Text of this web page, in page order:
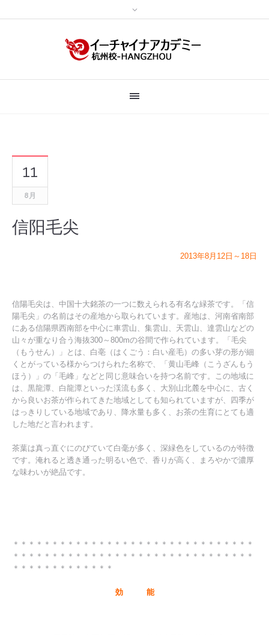
11
8月
信阳毛尖
2013年8月12日～18日
信陽毛尖は、中国十大銘茶の一つに数えられる有名な緑茶です。「信
陽毛尖」の名前はその産地から取られています。産地は、河南省南部
にある信陽県西南部を中心に車雲山、集雲山、天雲山、達雲山などの
山々が重なり合う海抜300～800mの谷間で作られています。「毛尖
（もうせん）」とは、白亳（はくごう：白い産毛）の多い芽の形が細
くとがっている様からつけられた名称で、「黄山毛峰（こうざんもう
ほう）」の「毛峰」などと同じ意味合いを持つ名前です。この地域に
は、黒龍潭、白龍潭といった渓流も多く、大別山北麓を中心に、古く
から良いお茶が作られてきた地域としても知られていますが、四季が
はっきりしている地域であり、降水量も多く、お茶の生育にとても適
した地だと言われます。
茶葉は真っ直ぐにのびていて白毫が多く、深緑色をしているのが特徴
です。淹れると透き通った明るい色で、香りが高く、まろやかで濃厚
な味わいが絶品です。
＊＊＊＊＊＊＊＊＊＊＊＊＊＊＊＊＊＊＊＊＊＊＊＊＊＊＊＊＊＊＊
＊＊＊＊＊＊＊＊＊＊＊＊＊＊＊＊＊＊＊＊＊＊＊＊＊＊＊＊＊＊＊
＊＊＊＊＊＊＊＊＊＊＊＊＊
効 能